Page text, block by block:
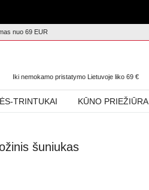
nuo 69 EUR
Iki nemokamo pristatymo Lietuvoje liko 69 €
TRINTUKAI KŪNO PRIEŽIŪRA
šuniukas